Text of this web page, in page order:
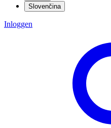
Slovenčina
Inloggen